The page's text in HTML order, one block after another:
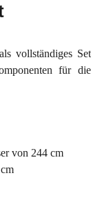
vollständiges Set
für die
von 244 cm